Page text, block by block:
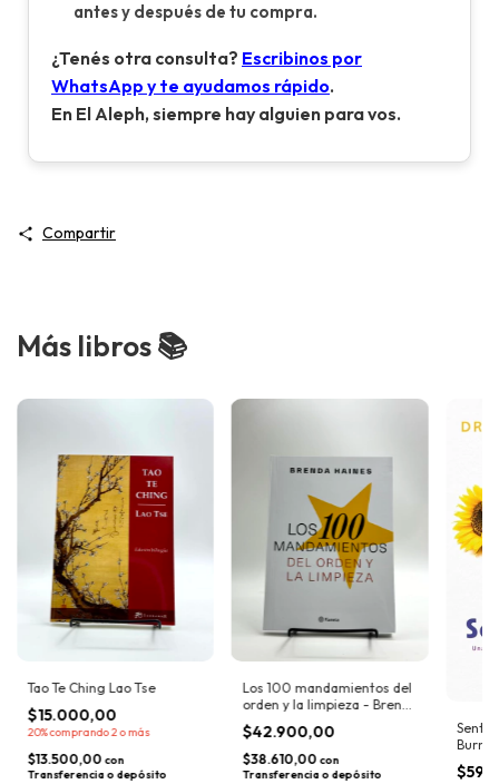
antes y después de tu compra.
¿Tenés otra consulta? Escribinos por
WhatsApp y te ayudamos rápido.
En El Aleph, siempre hay alguien para vos.
Compartir
Más libros 📚
Tao Te Ching Lao Tse
$15.000,00
20%comprando 2 o más
$13.500,00 con
Transferencia o depósito
Los 100 mandamientos del
orden y la limpieza - Brenda
Haines
$42.900,00
$38.610,00 con
Transferencia o depósito
Burns